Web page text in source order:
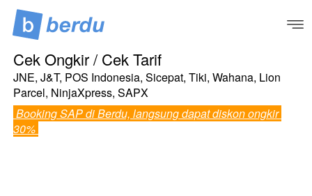
Cek Ongkir / Cek Tarif
JNE, J&T, POS Indonesia, Sicepat, Tiki, Wahana, Lion
Parcel, NinjaXpress, SAPX
Booking SAP di Berdu, langsung dapat diskon ongkir
30%